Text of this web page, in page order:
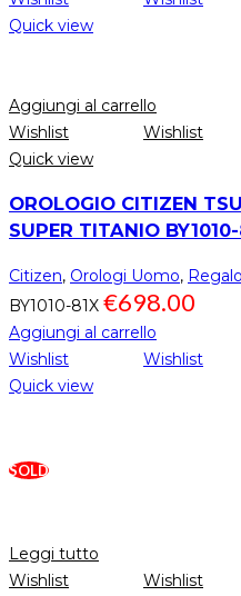
Quick view
Aggiungi al carrello
Wishlist
Wishlist
Quick view
OROLOGIO CITIZEN
SUPER TITANIO
Citizen, Orologi Uomo,
BY1010-81X €698.00
Aggiungi al carrello
Wishlist
Wishlist
Quick view
SOLD
Leggi tutto
Wishlist
Wishlist